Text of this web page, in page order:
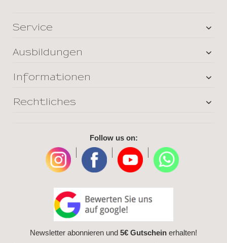
Service
Ausbildungen
Informationen
Rechtliches
Follow us on:
Newsletter abonnieren und 5€ Gutschein erhalten!